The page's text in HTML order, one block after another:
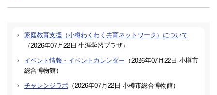
家庭教育支援（小樽わくわく共育ネットワーク）について
（2026年07月22日 生涯学習プラザ）
イベント情報・イベントカレンダー （2026年07月22日 小樽市
総合博物館）
チャレンジラボ （2026年07月22日 小樽市総合博物館）